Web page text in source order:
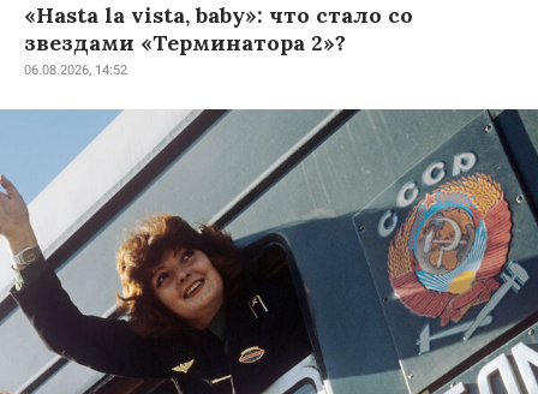
«Hasta la vista, baby»: что стало со
звездами «Терминатора 2»?
06.08.2026, 14:52